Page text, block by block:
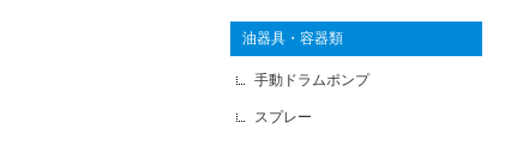
油器具・容器類
手動ドラムポンプ
スプレー